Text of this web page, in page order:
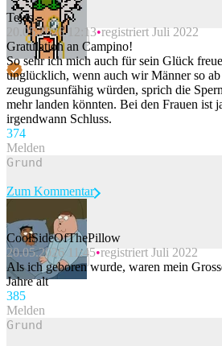
Beitrag melden
Tejas_
20.05.2026 12:13 registriert Juli 2022
Gratulation an Campino!
So sehr ich mich auch für sein Glück
unglücklich, wenn auch wir Männer so
zeugungsunfähig würden, sprich die
mehr landen könnten. Bei den Frauen ist
irgendwann Schluss.
374
Melden
Beitrag melden
Zum Kommentar
CoolSideOfThePillow
20.05.2026 11:45 registriert Juli 2022
Als ich geboren wurde, waren mein
Jahre alt
385
Melden